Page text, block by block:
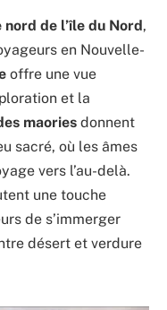
nord de l’île du Nord,
en Nouvelle-
offre une vue
et la
maories donnent
sacré, où les âmes
vers l’au-delà.
une touche
de s’immerger
désert et verdure